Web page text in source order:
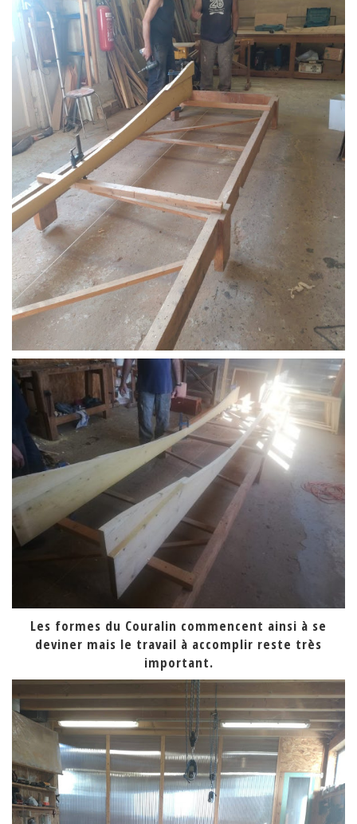
Les formes du Couralin commencent ainsi à se
deviner mais le travail à accomplir reste très
important.